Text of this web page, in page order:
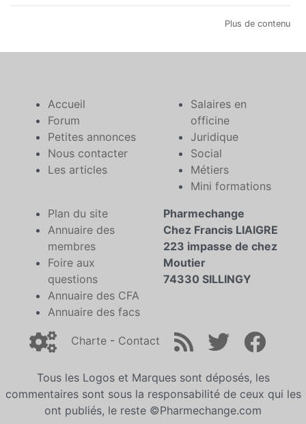
Plus de contenu
Accueil
Forum
Petites annonces
Nous contacter
Les articles
Salaires en
officine
Juridique
Social
Métiers
Mini formations
Plan du site
Annuaire des
membres
Foire aux
questions
Annuaire des CFA
Annuaire des facs
Pharmechange
Chez Francis LIAIGRE
223 impasse de chez
Moutier
74330 SILLINGY
Charte - Contact
Tous les Logos et Marques sont déposés, les
commentaires sont sous la responsabilité de ceux qui les
ont publiés, le reste ©Pharmechange.com